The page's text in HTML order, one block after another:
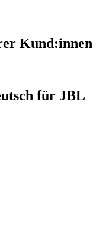
Kund:innen
für JBL